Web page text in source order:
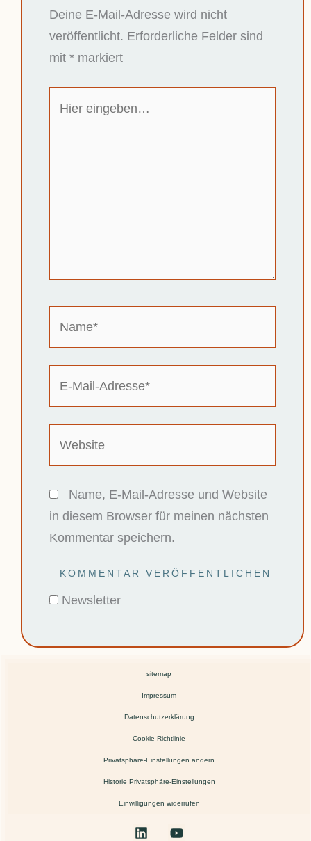
Deine E-Mail-Adresse wird nicht
veröffentlicht. Erforderliche Felder sind
mit *markiert
eingeben…
Name, E-Mail-Adresse und Website
in diesem Browser für meinen nächsten
Kommentar speichern.
Newsletter
sitemap
Impressum
Datenschutzerklärung
Cookie-Richtlinie
Privatsphäre-Einstellungen ändern
Historie Privatsphäre-Einstellungen
Einwilligungen widerrufen